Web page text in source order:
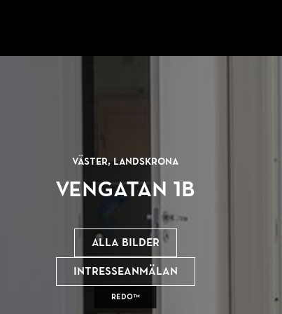
Väster, Landskrona
Vengatan 1B
REDO™
Alla bilder
Intresseanmälan